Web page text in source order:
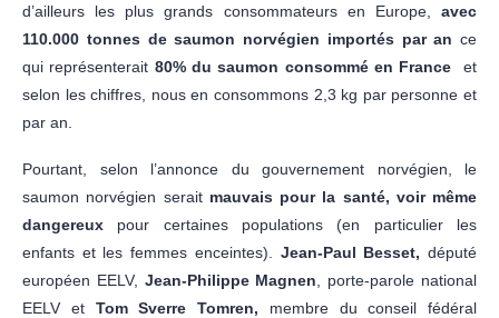
d’ailleurs les plus grands consommateurs en Europe, avec
110.000 tonnes de saumon norvégien importés par an ce
qui représenterait 80% du saumon consommé en France
et
selon les chiffres, nous en consommons 2,3 kg par personne et
par an.
Pourtant, selon l’annonce du gouvernement norvégien, le
saumon norvégien serait mauvais pour la santé, voir même
dangereux pour certaines populations (en particulier les
enfants et les femmes enceintes). Jean-Paul Besset, député
européen EELV, Jean-Philippe Magnen , porte-parole national
EELV et Tom Sverre Tomren, membre du conseil fédéral